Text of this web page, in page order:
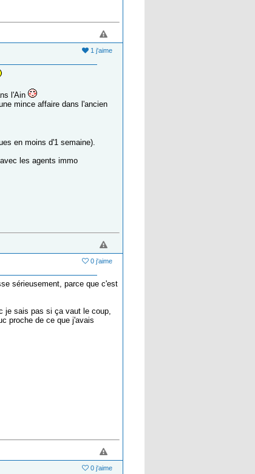
1 j'aime
l'Ain
mince affaire dans l'ancien
en moins d'1 semaine).
les agents immo
0 j'aime
sérieusement, parce que c'est
je sais pas si ça vaut le coup,
proche de ce que j'avais
0 j'aime